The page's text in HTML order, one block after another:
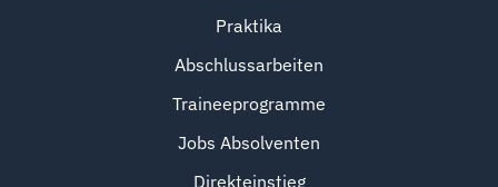
Praktika
Abschlussarbeiten
Traineeprogramme
Jobs Absolventen
Direkteinstieg